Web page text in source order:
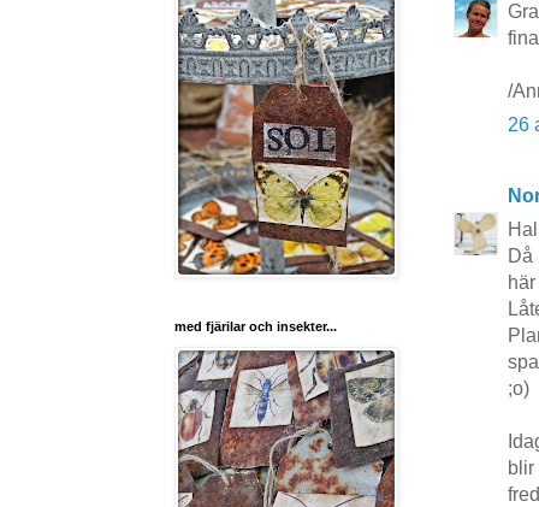
/
26
Då
;o)
blir
med fjärilar och insekter...